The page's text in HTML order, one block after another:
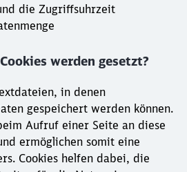
die Zugriffsuhrzeit
werden gesetzt?
in denen
gespeichert werden können.
Aufruf einer Seite an diese
ermöglichen somit eine
Cookies helfen dabei, die